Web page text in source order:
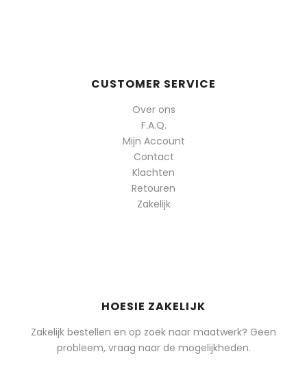
CUSTOMER SERVICE
Over ons
F.A.Q.
Mijn Account
Contact
Klachten
Retouren
Zakelijk
HOESIE ZAKELIJK
Zakelijk bestellen en op zoek naar maatwerk? Geen
probleem, vraag naar de mogelijkheden.